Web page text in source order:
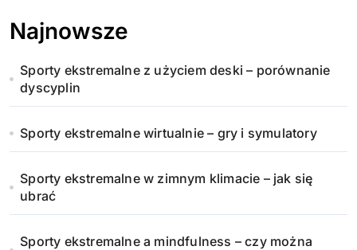
Najnowsze
Sporty ekstremalne z użyciem deski – porównanie
dyscyplin
Sporty ekstremalne wirtualnie – gry i symulatory
Sporty ekstremalne w zimnym klimacie – jak się
ubrać
Sporty ekstremalne a mindfulness – czy można